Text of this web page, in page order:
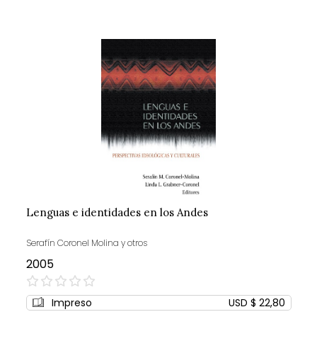
Lenguas e identidades en los Andes
Serafín Coronel Molina y otros
2005
0%
Impreso USD $ 22,80